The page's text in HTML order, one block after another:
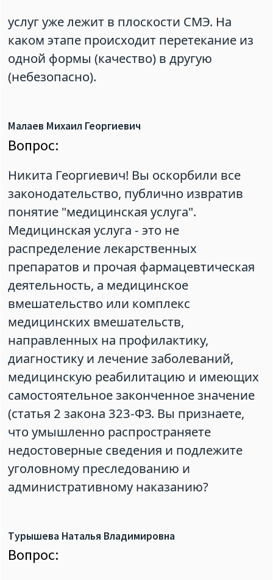
услуг уже лежит в плоскости СМЭ. На
каком этапе происходит перетекание из
одной формы (качество) в другую
(небезопасно).
Малаев Михаил Георгиевич
Вопрос:
Никита Георгиевич! Вы оскорбили все
законодательство, публично извратив
понятие "медицинская услуга".
Медицинская услуга - это не
распределение лекарственных
препаратов и прочая фармацевтическая
деятельность, а медицинское
вмешательство или комплекс
медицинских вмешательств,
направленных на профилактику,
диагностику и лечение заболеваний,
медицинскую реабилитацию и имеющих
самостоятельное законченное значение
(статья 2 закона 323-ФЗ. Вы признаете,
что умышленно распространяете
недостоверные сведения и подлежите
уголовному преследованию и
административному наказанию?
Турышева Наталья Владимировна
Вопрос: